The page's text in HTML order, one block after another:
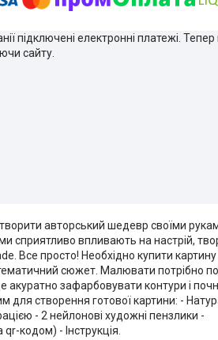
підключені електронні платежі.
сайту.
авторський шедевр своїми
сприятливо впливають на настрій,
Все просто! Необхідно купити картину
сюжет. Малювати потрібно по
зафарбовувати контури і
для створення готової картини: -
- 2 нейлонові художні пензлики -
кодом) - Інструкція.